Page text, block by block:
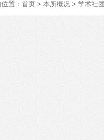
置： 首页 > 本所概况 > 学术社团